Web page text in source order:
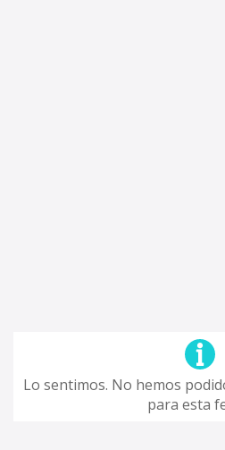
Lo sentimos. No hemos
para esta